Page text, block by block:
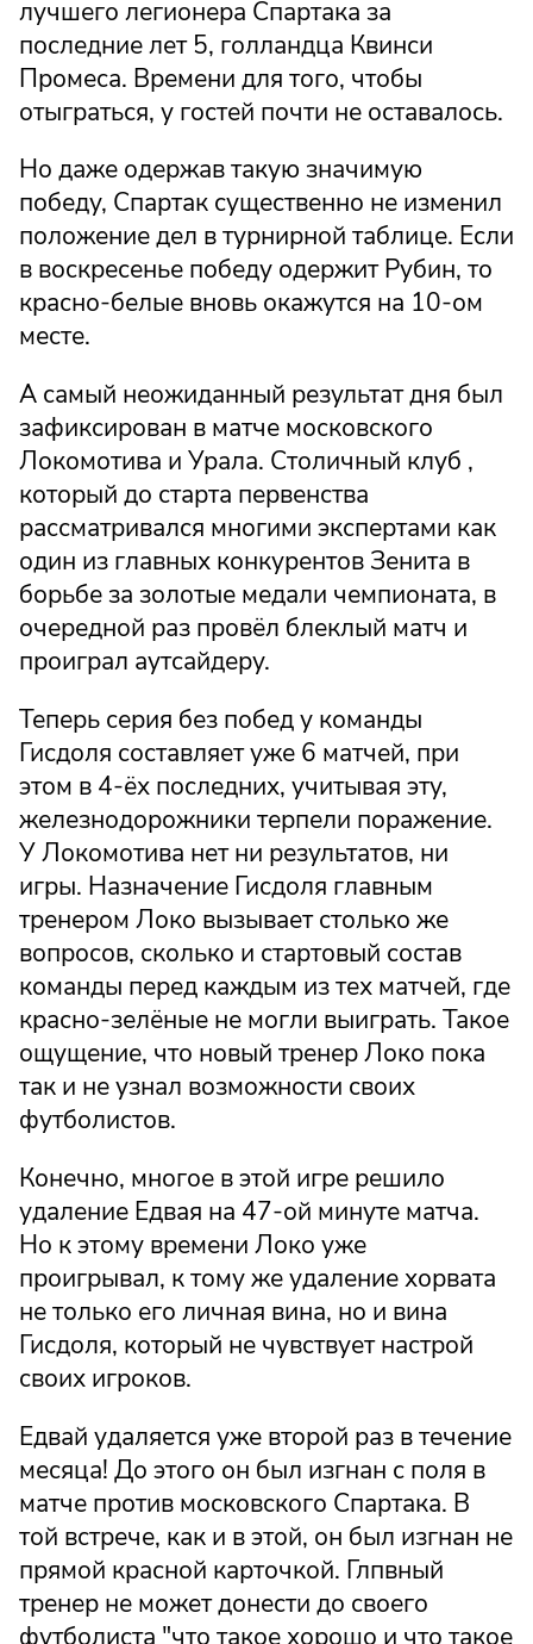
лучшего легионера Спартака за
последние лет 5, голландца Квинси
Промеса. Времени для того, чтобы
отыграться, у гостей почти не оставалось.
Но даже одержав такую значимую
победу, Спартак существенно не изменил
положение дел в турнирной таблице. Если
в воскресенье победу одержит Рубин, то
красно-белые вновь окажутся на 10-ом
месте.
А самый неожиданный результат дня был
зафиксирован в матче московского
Локомотива и Урала. Столичный клуб ,
который до старта первенства
рассматривался многими экспертами как
один из главных конкурентов Зенита в
борьбе за золотые медали чемпионата, в
очередной раз провёл блеклый матч и
проиграл аутсайдеру.
Теперь серия без побед у команды
Гисдоля составляет уже 6 матчей, при
этом в 4-ёх последних, учитывая эту,
железнодорожники терпели поражение.
У Локомотива нет ни результатов, ни
игры. Назначение Гисдоля главным
тренером Локо вызывает столько же
вопросов, сколько и стартовый состав
команды перед каждым из тех матчей, где
красно-зелёные не могли выиграть. Такое
ощущение, что новый тренер Локо пока
так и не узнал возможности своих
футболистов.
Конечно, многое в этой игре решило
удаление Едвая на 47-ой минуте матча.
Но к этому времени Локо уже
проигрывал, к тому же удаление хорвата
не только его личная вина, но и вина
Гисдоля, который не чувствует настрой
своих игроков.
Едвай удаляется уже второй раз в течение
месяца! До этого он был изгнан с поля в
матче против московского Спартака. В
той встрече, как и в этой, он был изгнан не
прямой красной карточкой. Глпвный
тренер не может донести до своего
футболиста "что такое хорошо и что такое